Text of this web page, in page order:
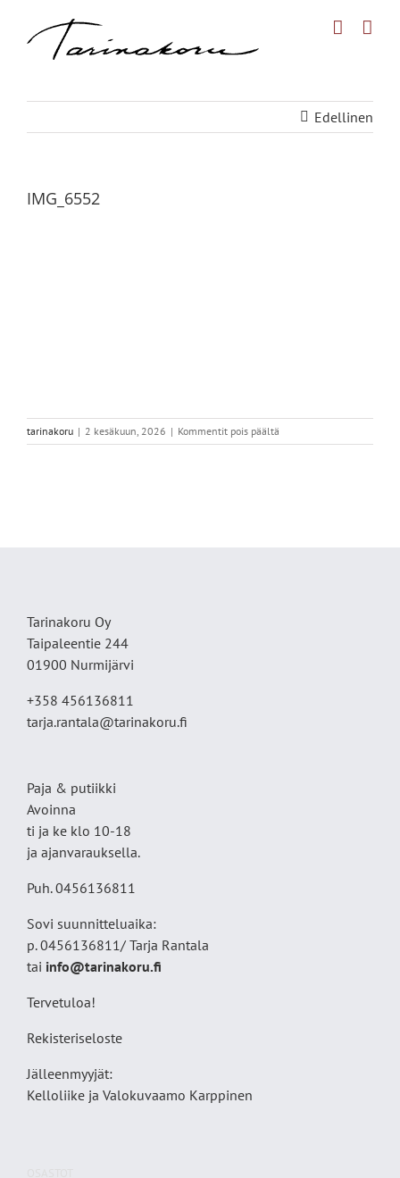
Edellinen
IMG_6552
tarinakoru | 2 kesäkuun, 2026 | Kommentit pois päältä
IMG_6552
Tarinakoru Oy
Taipaleentie 244
01900 Nurmijärvi
+358 456136811
tarja.rantala@tarinakoru.fi
Paja & putiikki
Avoinna
ti ja ke klo 10-18
ja ajanvarauksella.
Puh. 0456136811
Sovi suunnitteluaika:
p. 0456136811/ Tarja Rantala
tai info@tarinakoru.fi
Tervetuloa!
Rekisteriseloste
Jälleenmyyjät:
Kelloliike ja Valokuvaamo Karppinen